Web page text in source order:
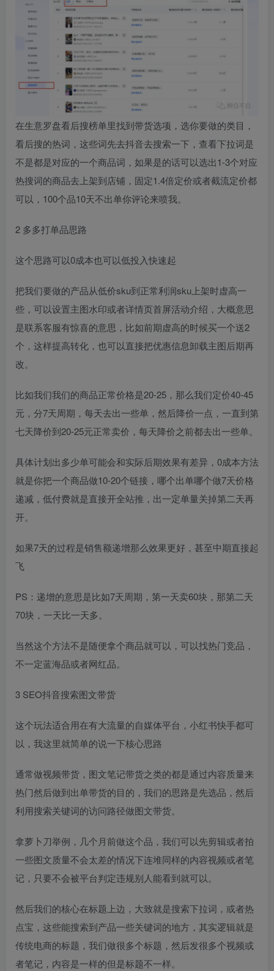
在生意罗盘看后搜榜单里找到带货选项，选你要做的类目，
看后搜的热词，这些词先去抖音去搜索一下，查看下拉词是
不是都是对应的一个商品词，如果是的话可以选出1-3个对应
热搜词的商品去上架到店铺，固定1.4倍定价或者截流定价都
可以，100个品10天不出单你评论来喷我。
2 多多打单品思路
这个思路可以0成本也可以低投入快速起
把我们要做的产品从低价sku到正常利润sku上架时虚高一
些，可以设置主图水印或者详情页首屏活动介绍，大概意思
是联系客服有惊喜的意思，比如前期虚高的时候买一个送2
个，这样提高转化，也可以直接把优惠信息卸载主图后期再
改。
比如我们我们的商品正常价格是20-25，那么我们定价40-45
元，分7天周期，每天去出一些单，然后降价一点，一直到第
七天降价到20-25元正常卖价，每天降价之前都去出一些单。
具体计划出多少单可能会和实际后期效果有差异，0成本方法
就是你把一个商品做10-20个链接，哪个出单哪个做7天价格
递减，低付费就是直接开全站推，出一定单量关掉第二天再
开。
如果7天的过程是销售额递增那么效果更好，甚至中期直接起
飞
PS：递增的意思是比如7天周期，第一天卖60块，那第二天
70块，一天比一天多。
当然这个方法不是随便拿个商品就可以，可以找热门竞品，
不一定蓝海品或者网红品。
3 SEO抖音搜索图文带货
这个玩法适合用在有大流量的自媒体平台，小红书快手都可
以，我这里就简单的说一下核心思路
通常做视频带货，图文笔记带货之类的都是通过内容质量来
热门然后做到出单带货的目的，我们的思路是先选品，然后
利用搜索关键词的访问路径做图文带货。
拿萝卜刀举例，几个月前做这个品，我们可以先剪辑或者拍
一些图文质量不会太差的情况下连堆同样的内容视频或者笔
记，只要不会被平台判定违规别人能看到就可以。
然后我们的核心在标题上边，大致就是搜索下拉词，或者热
点宝，这些能搜索到产品一些关键词的地方，其实逻辑就是
传统电商的标题，我们做很多个标题，然后发很多个视频或
者笔记，内容是一样的但是标题不一样。